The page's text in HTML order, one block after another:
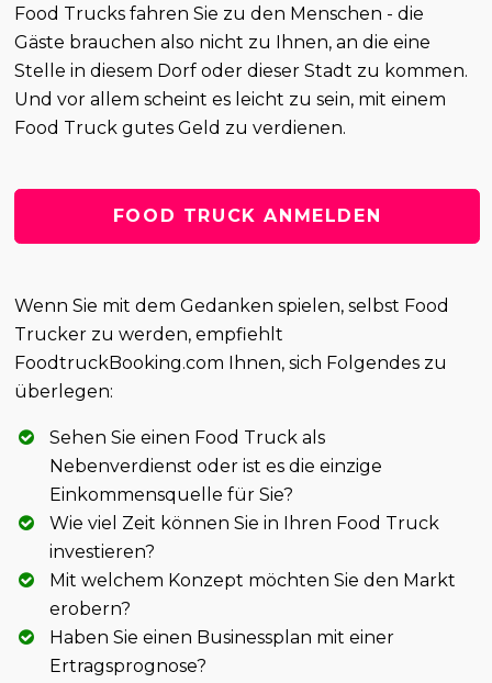
Food Trucks fahren Sie zu den Menschen - die
Gäste brauchen also nicht zu Ihnen, an die eine
Stelle in diesem Dorf oder dieser Stadt zu kommen.
Und vor allem scheint es leicht zu sein, mit einem
Food Truck gutes Geld zu verdienen.
FOOD TRUCK ANMELDEN
Wenn Sie mit dem Gedanken spielen, selbst Food
Trucker zu werden, empfiehlt
FoodtruckBooking.com Ihnen, sich Folgendes zu
überlegen:
Sehen Sie einen Food Truck als
Nebenverdienst oder ist es die einzige
Einkommensquelle für Sie?
Wie viel Zeit können Sie in Ihren Food Truck
investieren?
Mit welchem Konzept möchten Sie den Markt
erobern?
Haben Sie einen Businessplan mit einer
Ertragsprognose?